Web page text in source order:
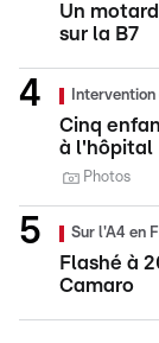
Un
sur la B7
Cinq
à l'hôpital
Photos
Sur l'A4 en
Flashé à
Camaro